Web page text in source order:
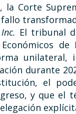
la Corte
El tribunal
de
durante
el
y que